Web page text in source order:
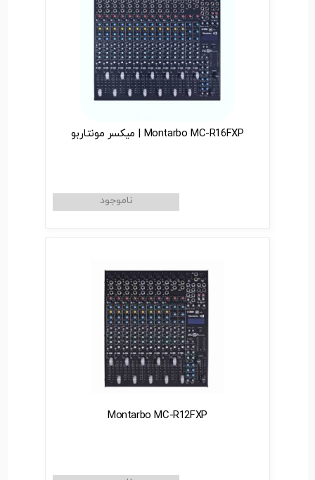
Montarbo MC-R16FXP | میکسر مونتاربو
Montarbo MC-R12FXP